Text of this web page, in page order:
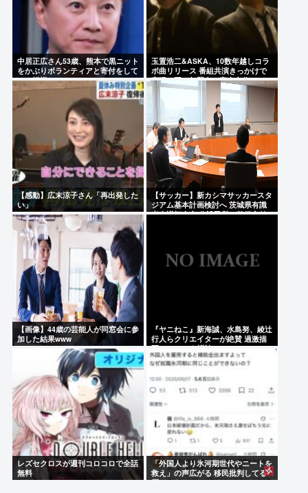
中居正広さん53歳、熊本で黒ニット
をかぶりボランティアと寄付をして
いる模様
玉置浩二&ASKA、10数年越しコラ
ボ曲リリース 番組共演きっかけで
実現…同い年盟友の完全合作
【感動】広末涼子さん「再出発した
い」
【サッカー】新カシマサッカースタ
ジアム基本計画検討へ 茨城県有識
者会議初会合 公設民営で整備方針
【画像】44歳の芸能人が同窓会に参
加した結果www
『ヤニねこ』新海誠、水島努、綾辻
行人らクリエイターが絶賛 過激描
写はBPOでも議論に
レズセクロスが週刊コロコロで全話
無料
「外国人より氷河期世代やニートを
救え」の声広がる 移民批判してる
層ってもしかして…